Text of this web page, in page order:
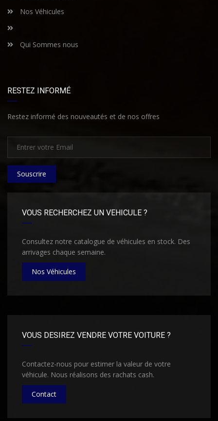
Nos Véhicules
Qui Sommes nous
RESTEZ INFORMÉ
Restez informé des nouveautés et de nos offres
Souscrire
VOUS RECHERCHEZ UN VEHICULE ?
Consultez notre catalogue de véhicules en stock. Des
arrivages chaque semaine.
Nos Véhicules
VOUS DESIREZ VENDRE VOTRE VOITURE ?
Contactez-nous pour estimer la valeur de votre
véhicule. Nous réalisons des rachats cash.
Contact